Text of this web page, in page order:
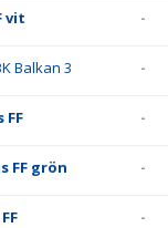
vit -
Balkan 3 -
FF -
FF grön -
-